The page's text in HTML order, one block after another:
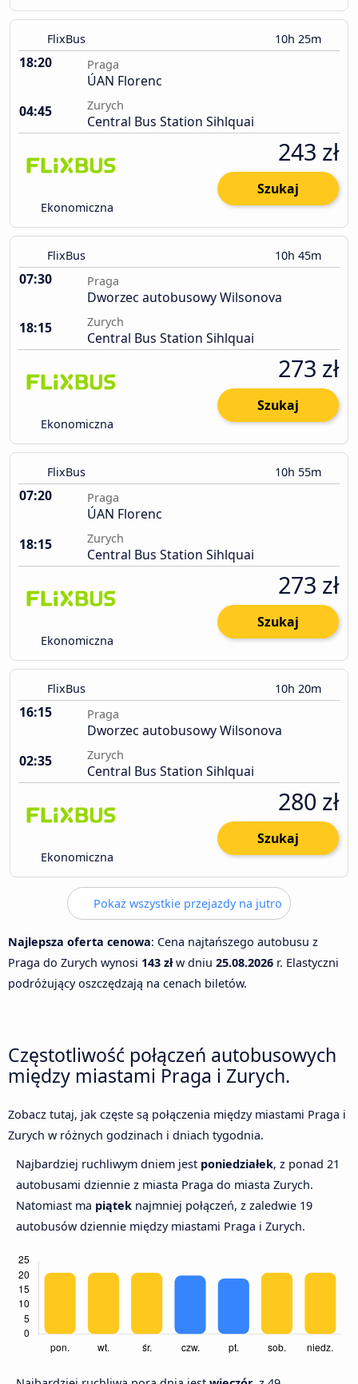
FlixBus 10h 25m
18:20 Praga
ÚAN Florenc
04:45
Zurych
Central Bus Station Sihlquai
Ekonomiczna
243 zł
Szukaj
FlixBus 10h 45m
07:30 Praga
Dworzec autobusowy Wilsonova
18:15
Zurych
Central Bus Station Sihlquai
Ekonomiczna
273 zł
Szukaj
FlixBus 10h 55m
07:20 Praga
ÚAN Florenc
18:15
Zurych
Central Bus Station Sihlquai
Ekonomiczna
273 zł
Szukaj
FlixBus 10h 20m
16:15 Praga
Dworzec autobusowy Wilsonova
02:35
Zurych
Central Bus Station Sihlquai
Ekonomiczna
280 zł
Szukaj
Pokaż wszystkie przejazdy na jutro
Najlepsza oferta cenowa: Cena najtańszego autobusu z
Praga do Zurych wynosi 143 złw dniu 25.08.2026 r. Elastyczni
podróżujący oszczędzają na cenach biletów.
Częstotliwość połączeń autobusowych
między miastami Praga i Zurych.
Zobacz tutaj, jak częste są połączenia między miastami Praga i
Zurych w różnych godzinach i dniach tygodnia.
Najbardziej ruchliwym dniem jest poniedziałek, z ponad 21
autobusami dziennie z miasta Praga do miasta Zurych.
Natomiast ma piątek najmniej połączeń, z zaledwie 19
autobusów dziennie między miastami Praga i Zurych.